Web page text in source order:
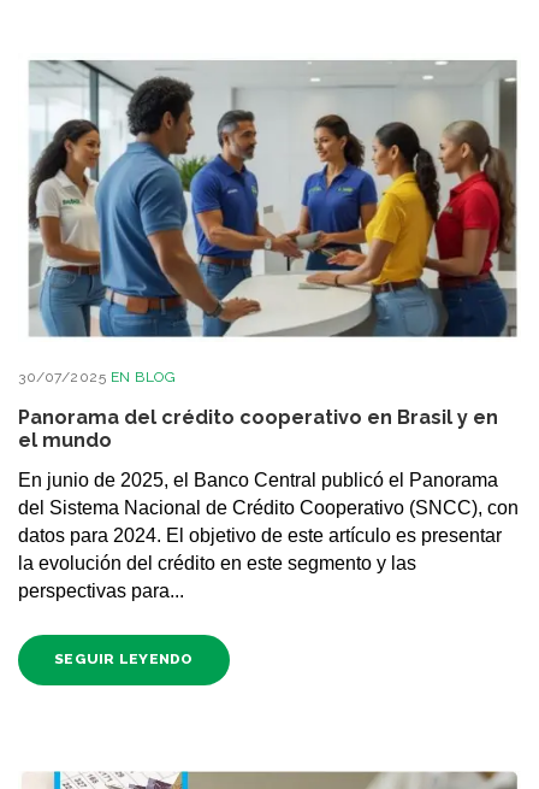
30/07/2025 EN BLOG
Panorama del crédito cooperativo en Brasil y en
el mundo
En junio de 2025, el Banco Central publicó el Panorama
del Sistema Nacional de Crédito Cooperativo (SNCC), con
datos para 2024. El objetivo de este artículo es presentar
la evolución del crédito en este segmento y las
perspectivas para...
SEGUIR LEYENDO